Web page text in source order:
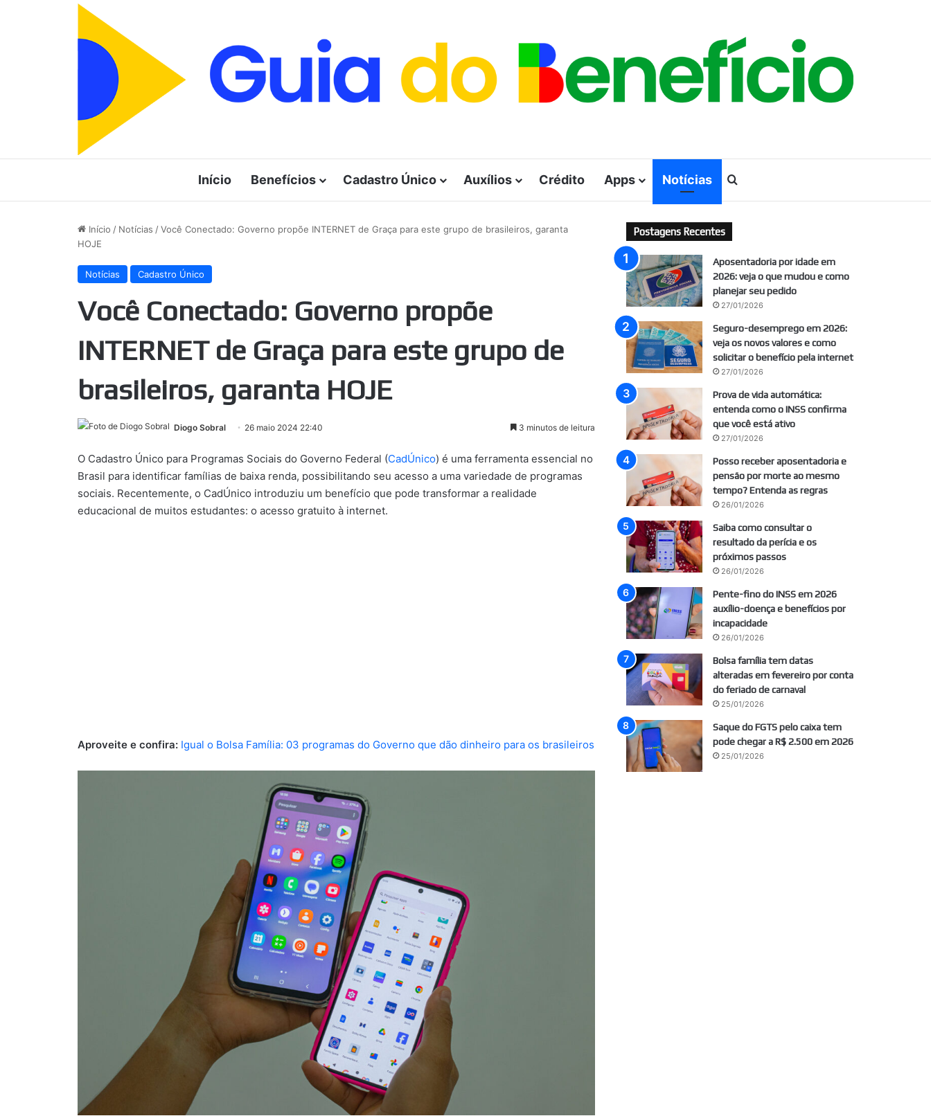
Início Benefícios Cadastro Único Auxílios Crédito Apps Notícias
Início / Notícias /Você Conectado: Governo propõe INTERNET de Graça para este grupo de brasileiros, garanta
HOJE
Notícias Cadastro Único
Você Conectado: Governo propõe
INTERNET de Graça para este grupo de
brasileiros, garanta HOJE
Diogo Sobral 26 maio 2024 22:40 3 minutos de leitura
O Cadastro Único para Programas Sociais do Governo Federal (CadÚnico) é uma ferramenta essencial no
Brasil para identificar famílias de baixa renda, possibilitando seu acesso a uma variedade de programas
sociais. Recentemente, o CadÚnico introduziu um benefício que pode transformar a realidade
educacional de muitos estudantes: o acesso gratuito à internet.
Aproveite e confira: Igual o Bolsa Família: 03 programas do Governo que dão dinheiro para os brasileiros
Postagens Recentes
Aposentadoria por idade em
2026: veja o que mudou e como
planejar seu pedido
27/01/2026
Seguro-desemprego em 2026:
veja os novos valores e como
solicitar o benefício pela internet
27/01/2026
Prova de vida automática:
entenda como o INSS confirma
que você está ativo
27/01/2026
Posso receber aposentadoria e
pensão por morte ao mesmo
tempo? Entenda as regras
26/01/2026
Saiba como consultar o
resultado da perícia e os
próximos passos
26/01/2026
Pente-fino do INSS em 2026
auxílio-doença e benefícios por
incapacidade
26/01/2026
Bolsa família tem datas
alteradas em fevereiro por conta
do feriado de carnaval
25/01/2026
Saque do FGTS pelo caixa tem
pode chegar a R$ 2.500 em 2026
25/01/2026